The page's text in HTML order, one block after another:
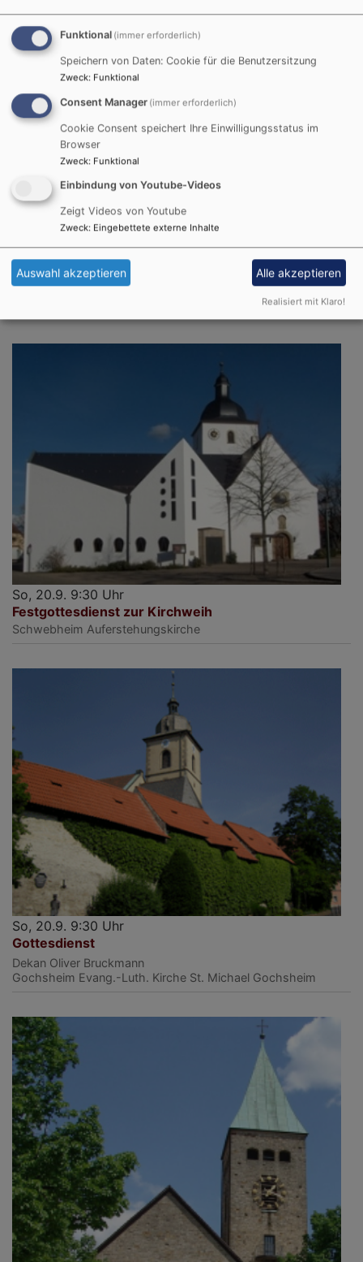
So, 13.9. 9:30 Uhr
Nachkirchweih-Gottesdienst
Evang.-Luth. Kirche St. Michael Gochsheim
So, 20.9. 9:30 Uhr
Festgottesdienst zur Kirchweih
Schwebheim Auferstehungskirche
So, 20.9. 9:30 Uhr
Gottesdienst
Dekan Oliver Bruckmann
Gochsheim Evang.-Luth. Kirche St. Michael Gochsheim
Funktional (immer erforderlich)
Speichern von Daten: Cookie für die Benutzersitzung
Zweck: Funktional
Consent Manager (immer erforderlich)
Cookie Consent speichert Ihre Einwilligungsstatus im
Browser
Zweck: Funktional
Einbindung von Youtube-Videos
Zeigt Videos von Youtube
Zweck: Eingebettete externe Inhalte
Auswahl akzeptieren Alle akzeptieren
Realisiert mit Klaro!